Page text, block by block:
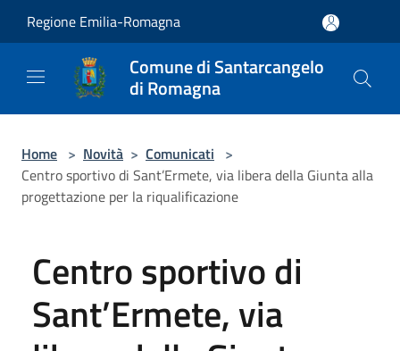
Regione Emilia-Romagna
Comune di Santarcangelo
di Romagna
Home > Novità > Comunicati >
Centro sportivo di Sant’Ermete, via libera della Giunta alla
progettazione per la riqualificazione
Centro sportivo di
Sant’Ermete, via